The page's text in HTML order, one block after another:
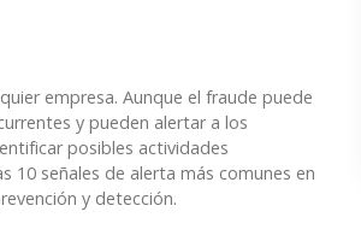
empresa. Aunque el fraude puede
y pueden alertar a los
posibles actividades
10 señales de alerta más comunes en
y detección.